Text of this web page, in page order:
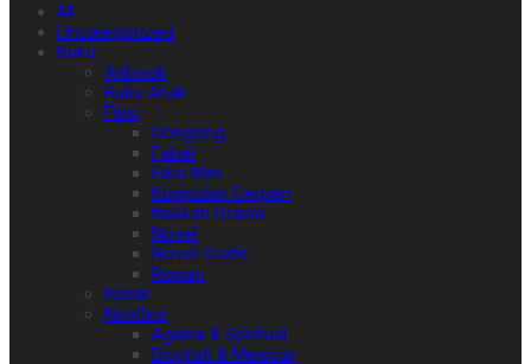
All
Uncategorized
Buku
Artbook
Buku Anak
Fiksi
Dongeng
Fabel
Fiksi Mini
Kumpulan Cerpen
Naskah Drama
Novel
Novel Grafis
Roman
Komik
Nonfiksi
Agama & Spiritual
Biografi & Memoar